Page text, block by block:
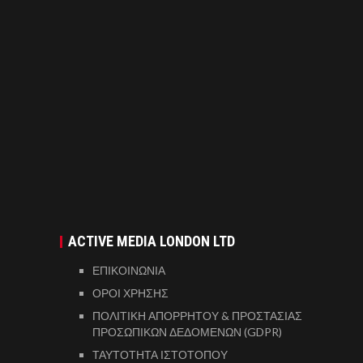
ACTIVE MEDIA LONDON LTD
ΕΠΙΚΟΙΝΩΝΙΑ
ΟΡΟΙ ΧΡΗΣΗΣ
ΠΟΛΙΤΙΚΗ ΑΠΟΡΡΗΤΟΥ & ΠΡΟΣΤΑΣΙΑΣ
ΠΡΟΣΩΠΙΚΩΝ ΔΕΔΟΜΕΝΩΝ (GDPR)
ΤΑΥΤΟΤΗΤΑ ΙΣΤΟΤΟΠΟΥ